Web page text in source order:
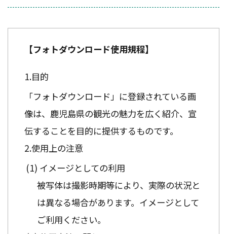
【フォトダウンロード使用規程】
目的
「フォトダウンロード」に登録されている画
像は、鹿児島県の観光の魅力を広く紹介、宣
伝することを目的に提供するものです。
使用上の注意
イメージとしての利用
被写体は撮影時期等により、実際の状況と
は異なる場合があります。イメージとして
ご利用ください。